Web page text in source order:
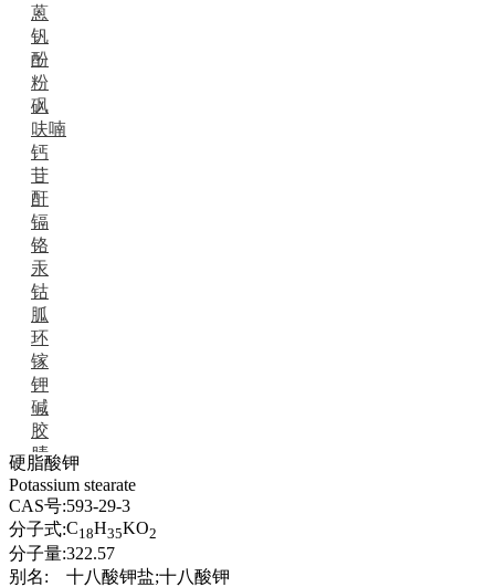
蒽
钒
酚
粉
砜
呋喃
钙
苷
酐
镉
铬
汞
钴
胍
环
镓
钾
碱
胶
腈
精
肼
醌
蜡
锂
硬脂酸钾
Potassium stearate
CAS号:593-29-3
分子式:C18H35KO2
分子量:322.57
别名:
十八酸钾盐;十八酸钾